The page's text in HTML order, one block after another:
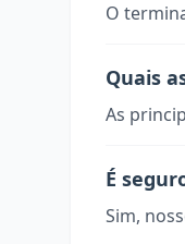
O
Quais
As
É
Sim,